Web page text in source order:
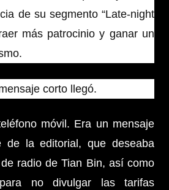
de su segmento “Late-night
más patrocinio y ganar un
corto llegó.
móvil. Era un mensaje
de la editorial, que deseaba
radio de Tian Bin, así como
no divulgar las tarifas